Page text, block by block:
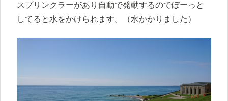
スプリンクラーがあり自動で発動するのでぼーっと
してると水をかけられます。（水かかりました）